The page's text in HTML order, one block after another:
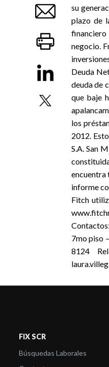
su
plazo de
financiero
negocio.
Deuda
deuda de
que baje
los
2012.
S.A. San
encuentra
informe
Fitch
7mo piso
8124
FIX SCR
Búsquedas Laborales